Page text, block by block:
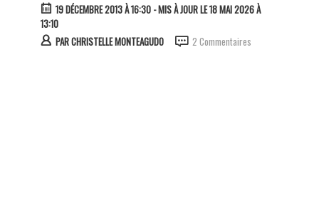
19 DÉCEMBRE 2013 À 16:30- MIS À JOUR LE 18 MAI 2026 À
13:10
PARCHRISTELLE MONTEAGUDO 2 Commentaires